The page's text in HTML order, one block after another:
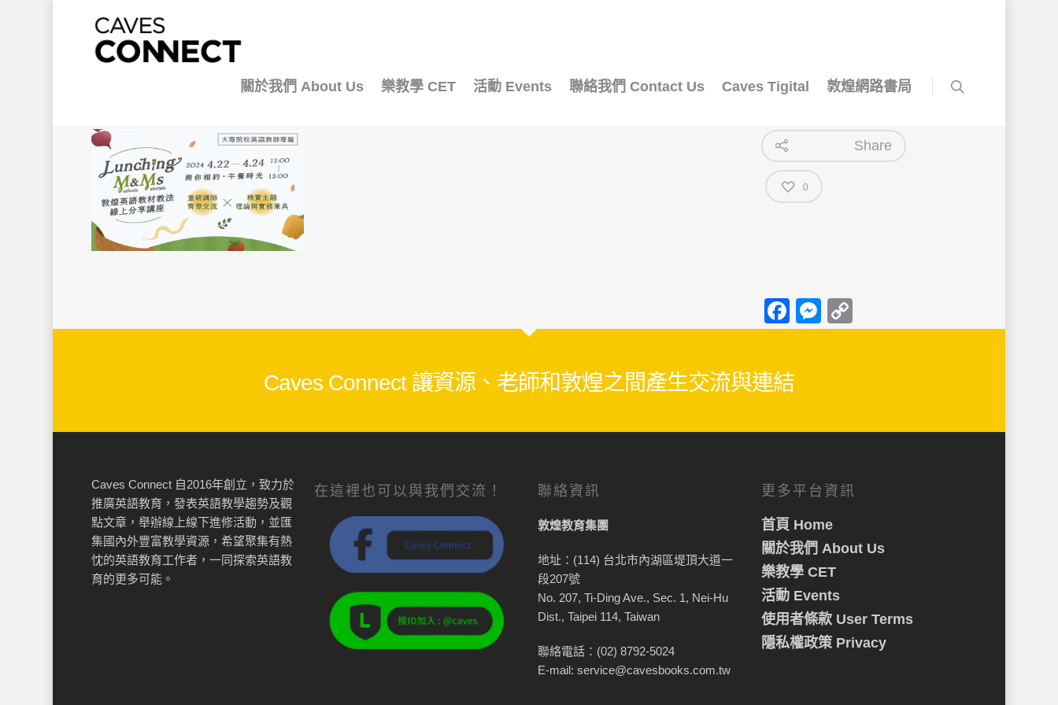
關於我們 About Us 樂教學 CET 活動 Events 聯絡我們 Contact Us Caves Tigital 敦煌網路書局
Share
0
FacebookMessenger
Caves Connect 讓資源、老師和敦煌之間產生交流與連結
Caves Connect 自2016年創立，致力於
推廣英語教育，發表英語教學趨勢及觀
點文章，舉辦線上線下進修活動，並匯
集國內外豐富教學資源，希望聚集有熱
忱的英語教育工作者，一同探索英語教
育的更多可能。
在這裡也可以與我們交流！ 聯絡資訊
敦煌教育集團
地址：(114) 台北市內湖區堤頂大道一
段207號
No. 207, Ti-Ding Ave., Sec. 1, Nei-Hu
Dist., Taipei 114, Taiwan
聯絡電話：(02) 8792-5024
E-mail: service@cavesbooks.com.tw
更多平台資訊
首頁 Home
關於我們 About Us
樂教學 CET
活動 Events
使用者條款 User Terms
隱私權政策 Privacy